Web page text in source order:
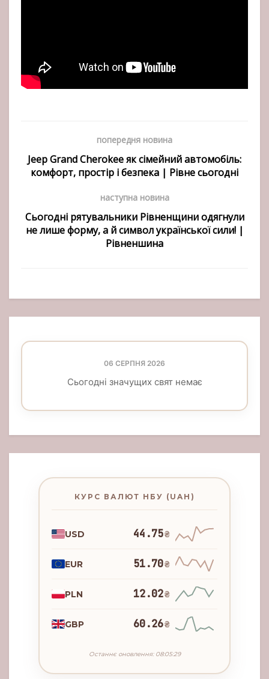
попередня новина
Jeep Grand Cherokee як сімейний автомобіль:
комфорт, простір і безпека | Рівне сьогодні
наступна новина
Сьогодні рятувальники Рівненщини одягнули
не лише форму, а й символ української сили! |
Рівненшина
06 СЕРПНЯ 2026
Сьогодні значущих свят немає
КУРС ВАЛЮТ НБУ (UAH)
USD 44.75₴
EUR 51.70₴
PLN 12.02₴
GBP 60.26₴
Останнє оновлення: 08:05:29